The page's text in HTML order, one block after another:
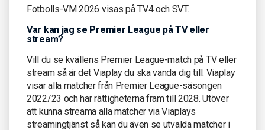
Fotbolls-VM 2026 visas på TV4 och SVT.
Var kan jag se Premier League på TV eller
stream?
Vill du se kvällens Premier League-match på TV eller
stream så är det Viaplay du ska vända dig till. Viaplay
visar alla matcher från Premier League-säsongen
2022/23 och har rättigheterna fram till 2028. Utöver
att kunna streama alla matcher via Viaplays
streamingtjänst så kan du även se utvalda matcher i